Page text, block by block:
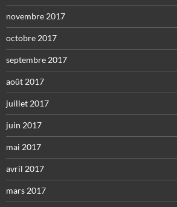
novembre 2017
octobre 2017
septembre 2017
août 2017
juillet 2017
juin 2017
mai 2017
avril 2017
mars 2017